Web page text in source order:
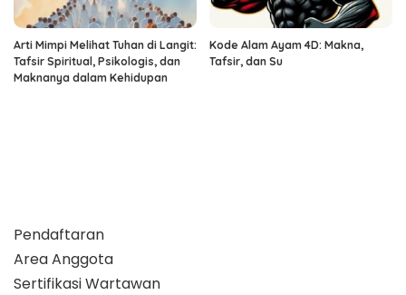
Arti Mimpi Melihat Tuhan di Langit:
Tafsir Spiritual, Psikologis, dan
Maknanya dalam Kehidupan
Kode Alam Ayam 4D: Makna,
Tafsir, dan Su
Pendaftaran
Area Anggota
Sertifikasi Wartawan